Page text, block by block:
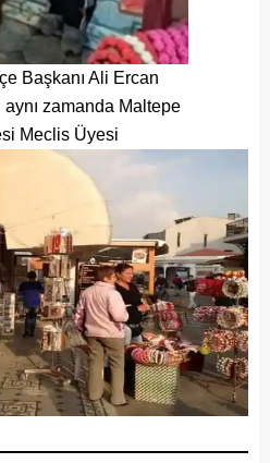
Başkanı Ali Ercan
aynı zamanda Maltepe
Meclis Üyesi